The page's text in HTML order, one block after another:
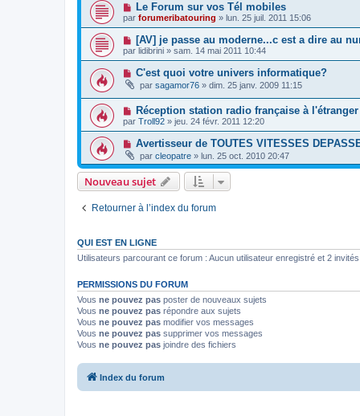
Le Forum sur vos Tél mobiles
par forumeribatouring » lun. 25 juil. 2011 15:06
[AV] je passe au moderne...c est a dire au
par lidibrini » sam. 14 mai 2011 10:44
C'est quoi votre univers informatique?
par sagamor76 » dim. 25 janv. 2009 11:15
Réception station radio française à l'étranger
par Troll92 » jeu. 24 févr. 2011 12:20
Avertisseur de TOUTES VITESSES
par cleopatre » lun. 25 oct. 2010 20:47
Nouveau sujet
Retourner à l’index du forum
QUI EST EN LIGNE
Utilisateurs parcourant ce forum : Aucun utilisateur enregistré et 2 invités
PERMISSIONS DU FORUM
Vous ne pouvez pas poster de nouveaux sujets
Vous ne pouvez pas répondre aux sujets
Vous ne pouvez pas modifier vos messages
Vous ne pouvez pas supprimer vos messages
Vous ne pouvez pas joindre des fichiers
Index du forum